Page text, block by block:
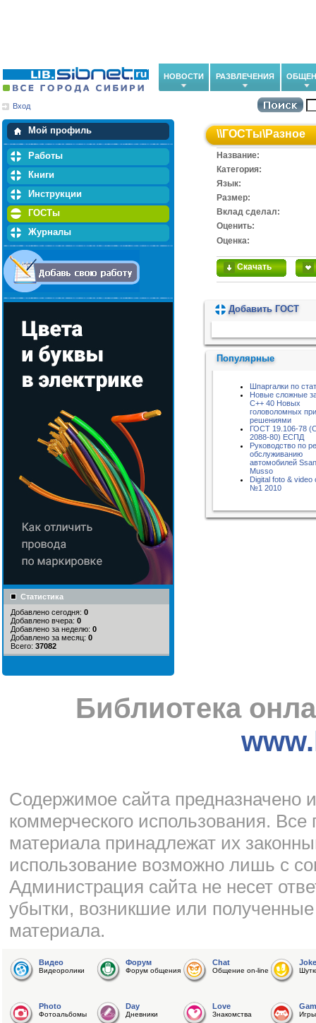
НОВОСТИ РАЗВЛЕЧЕНИЯ
Вход
Мой профиль
Мои закладки
Работы
Книги
Инструкции
ГОСТы
Журналы
Статистика
Добавлено сегодня: 0
Добавлено вчера: 0
Добавлено за неделю: 0
Добавлено за месяц: 0
Всего: 37082
\\ГОСТы\Разное
Название:
Категория:
Язык:
Размер:
Вклад сделал:
Оценить:
Оценка:
Скачать
Добавить ГОСТ
Популярные
Шпаргалки по
Новые сложные
С++ 40 Новых
головоломных
решениями
ГОСТ 19.106-78
2088-80) ЕСПД
Руководство по
обслуживанию
автомобилей
Musso
Digital foto & video
№1 2010
Библиотека
Cодержимое сайта предназначено
коммерческого использования.
материала принадлежат их
использование возможно лишь с
Администрация сайта не несет
убытки, возникшие или
материала.
Видео
Видеоролики
Форум
Форум общения
Chat
Общение on-line
Joke
Photo
Фотоальбомы
Day
Дневники
Love
Знакомства Игры